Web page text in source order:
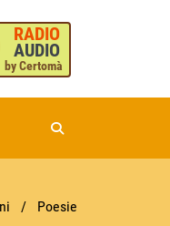
RADIO
AUDIO
by Certomà
/ Poesie